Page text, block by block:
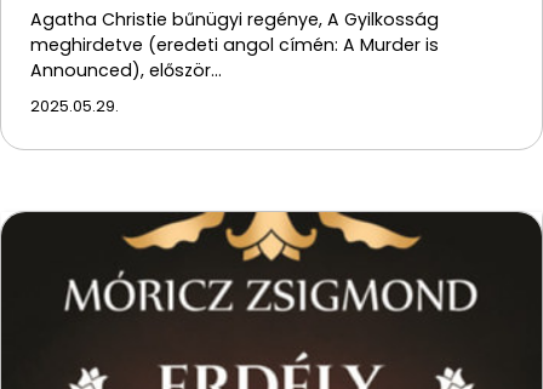
Agatha Christie bűnügyi regénye, A Gyilkosság
meghirdetve (eredeti angol címén: A Murder is
Announced), először…
2025.05.29.